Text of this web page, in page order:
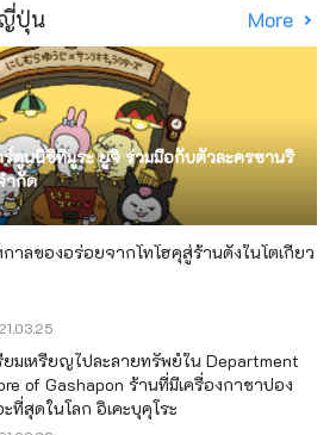
ญี่ปุ่น More
ร์ตูนนิชิทีมูระ ยูจิ ร่วมมือกับตัวละครซานริ
ำกัด
กาลของอร่อยจากโทโฮคุสู่ร้านดังในโตเกียว
ยมเหรียญไปละลายทรัพย์ใน Department
of Gashapon ร้านที่มีเครื่องกาชาปอง
ะที่สุดในโลก อิเคะบุคุโระ